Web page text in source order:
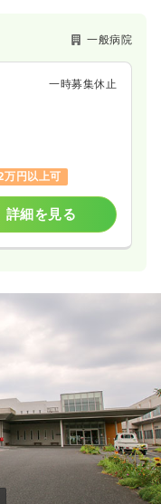
り、社団法人日本外
練施設の関連施設と
一般病院
一時募集休止
万円以上可
詳細を見る